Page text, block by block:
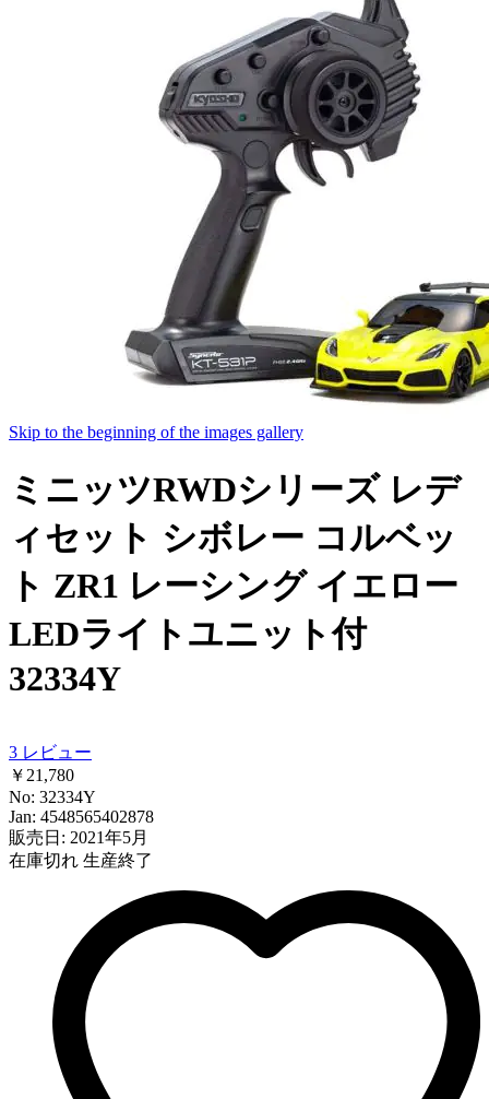
Skip to the beginning of the images gallery
ミニッツRWDシリーズ レデ
ィセット シボレー コルベッ
ト ZR1 レーシング イエロー
LEDライトユニット付
32334Y
3 レビュー
￥21,780
No: 32334Y
Jan: 4548565402878
販売日: 2021年5月
在庫切れ 生産終了